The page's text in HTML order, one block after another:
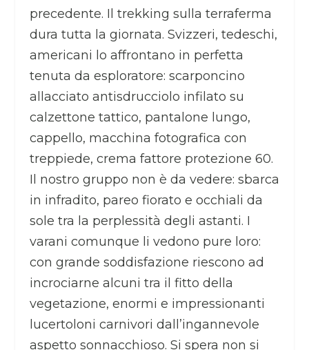
precedente. Il trekking sulla terraferma
dura tutta la giornata. Svizzeri, tedeschi,
americani lo affrontano in perfetta
tenuta da esploratore: scarponcino
allacciato antisdrucciolo infilato su
calzettone tattico, pantalone lungo,
cappello, macchina fotografica con
treppiede, crema fattore protezione 60.
Il nostro gruppo non è da vedere: sbarca
in infradito, pareo fiorato e occhiali da
sole tra la perplessità degli astanti. I
varani comunque li vedono pure loro:
con grande soddisfazione riescono ad
incrociarne alcuni tra il fitto della
vegetazione, enormi e impressionanti
lucertoloni carnivori dall’ingannevole
aspetto sonnacchioso. Si spera non si